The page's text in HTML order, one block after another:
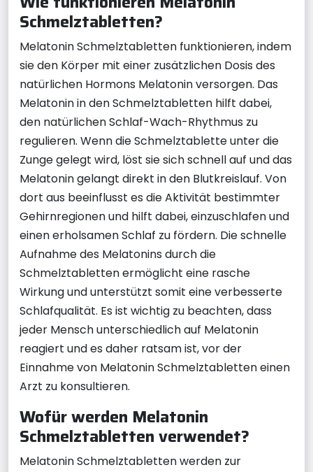
Schmelztabletten?
Melatonin Schmelztabletten funktionieren, indem
sie den Körper mit einer zusätzlichen Dosis des
natürlichen Hormons Melatonin versorgen. Das
Melatonin in den Schmelztabletten hilft dabei,
den natürlichen Schlaf-Wach-Rhythmus zu
regulieren. Wenn die Schmelztablette unter die
Zunge gelegt wird, löst sie sich schnell auf und das
Melatonin gelangt direkt in den Blutkreislauf. Von
dort aus beeinflusst es die Aktivität bestimmter
Gehirnregionen und hilft dabei, einzuschlafen und
einen erholsamen Schlaf zu fördern. Die schnelle
Aufnahme des Melatonins durch die
Schmelztabletten ermöglicht eine rasche
Wirkung und unterstützt somit eine verbesserte
Schlafqualität. Es ist wichtig zu beachten, dass
jeder Mensch unterschiedlich auf Melatonin
reagiert und es daher ratsam ist, vor der
Einnahme von Melatonin Schmelztabletten einen
Arzt zu konsultieren.
Wofür werden Melatonin
Schmelztabletten verwendet?
Melatonin Schmelztabletten werden zur